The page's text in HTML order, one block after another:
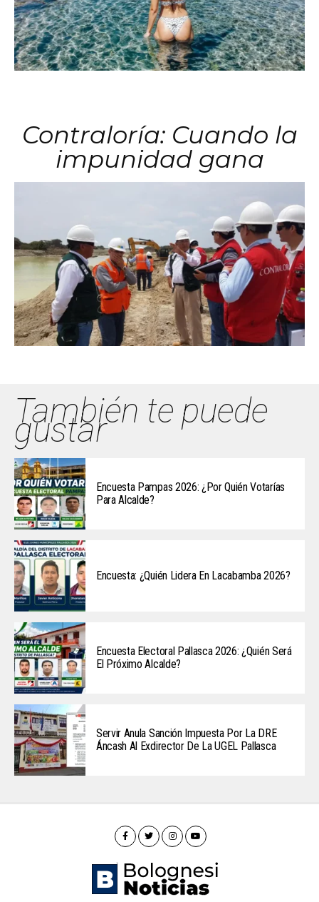
Contraloría: Cuando la
impunidad gana
También te puede
gustar
Encuesta Pampas 2026: ¿Por Quién Votarías
Para Alcalde?
Encuesta: ¿Quién Lidera En Lacabamba 2026?
Encuesta Electoral Pallasca 2026: ¿Quién Será
El Próximo Alcalde?
Servir Anula Sanción Impuesta Por La DRE
Áncash Al Exdirector De La UGEL Pallasca